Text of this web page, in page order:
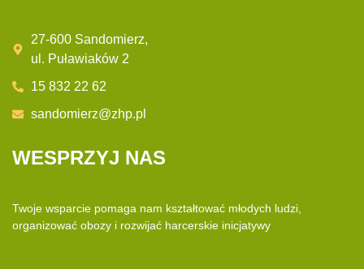
27-600 Sandomierz,
ul. Puławiaków 2
15 832 22 62
sandomierz@zhp.pl
WESPRZYJ NAS
Twoje wsparcie pomaga nam kształtować młodych ludzi,
organizować obozy i rozwijać harcerskie inicjatywy